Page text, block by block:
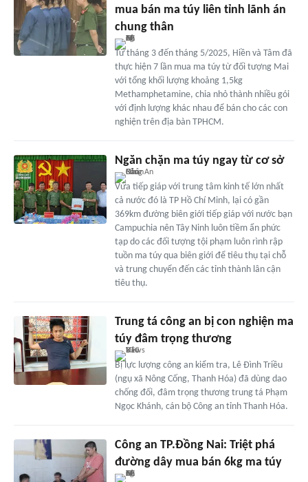
mua bán ma túy liên tỉnh lãnh án
chung thân
Từ tháng 3 đến tháng 5/2025, Hiền và Tâm đã
thực hiện 7 lần mua ma túy từ đối tượng Mai
với tổng khối lượng khoảng 1,5kg
Methamphetamine, chia nhỏ thành nhiều gói
với định lượng khác nhau để bán cho các con
nghiện trên địa bàn TPHCM.
Ngăn chặn ma túy ngay từ cơ sở
Vừa tiếp giáp với trung tâm kinh tế lớn nhất
cả nước đó là TP Hồ Chí Minh, lại có gần
369km đường biên giới tiếp giáp với nước bạn
Campuchia nên Tây Ninh luôn tiềm ẩn phức
tạp do các đối tượng tội phạm luôn rình rập
tuồn ma túy qua biên giới để tiêu thụ tại chỗ
và trung chuyển đến các tỉnh thành lân cận
tiêu thụ.
Trung tá công an bị con nghiện ma
túy đâm trọng thương
Bị lực lượng công an kiểm tra, Lê Đình Triều
(ngụ xã Nông Cống, Thanh Hóa) đã dùng dao
chống đối, đâm trọng thương trung tá Phạm
Ngọc Khánh, cán bộ Công an tỉnh Thanh Hóa.
Công an TP.Đồng Nai: Triệt phá
đường dây mua bán 6kg ma túy